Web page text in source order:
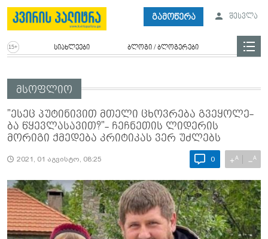
გამოწერა შესვლა
სიახლეები ბლოგი / ბლოგერები
მსოფლიო
"ესეც პუ­ტი­ნი­ვით მთე­ლი ცხოვ­რე­ბა გვე­ყო­ლე­
ბა წყევ­ლა­სა­ვით?"- ჩეჩნეთის ლიდერის
მორიგი ქმედება კრიტიკას ვერ უძლებს
2021, 01 აგვისტო, 08:25 0 +A −A